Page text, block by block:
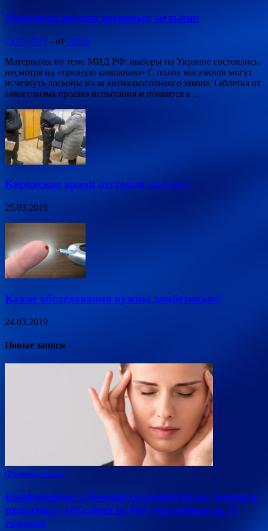
Минздрав против ветряных мельниц
25.03.2019 - от admin
Материалы по теме МИД РФ: выборы на Украине состоялись,
несмотря на «грязную кампанию» С полок магазинов могут
исчезнуть лосьоны из-за антиалкогольного закона Таблетка от
алкоголизма прошла испытания и появится в …
Кировские врачи отстояли коллегу
25.03.2019
Какие обследования нужны диабетикам?
24.03.2019
Новые записи
Фармацевтика
Конференция «Лечение головной боли: теория и
практика» объединила 450 участников из 77
городов